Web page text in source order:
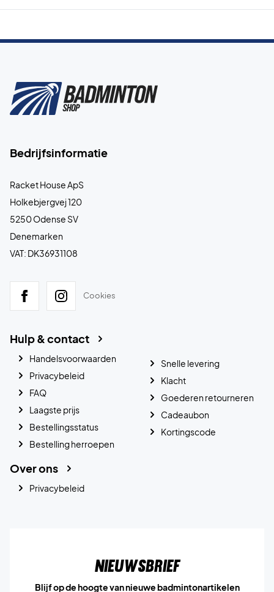
Bedrijfsinformatie
Racket House ApS
Holkebjergvej 120
5250 Odense SV
Denemarken
VAT: DK36931108
Cookies
Hulp & contact
Handelsvoorwaarden
Privacybeleid
FAQ
Laagste prijs
Bestellingsstatus
Bestelling herroepen
Snelle levering
Klacht
Goederen retourneren
Cadeaubon
Kortingscode
Over ons
Privacybeleid
Nieuwsbrief
Blijf op de hoogte van nieuwe badmintonartikelen